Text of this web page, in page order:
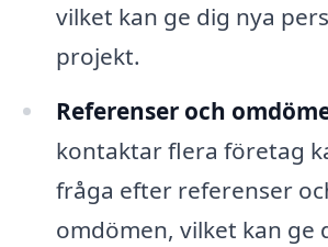
vilket kan ge dig nya
projekt.
Referenser och
kontaktar flera företag
fråga efter referenser
omdömen, vilket kan ge